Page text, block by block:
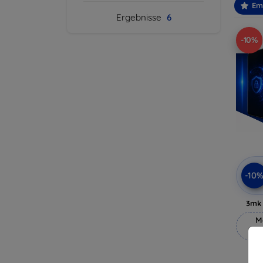
Ergebnisse 6
-10%
-10%